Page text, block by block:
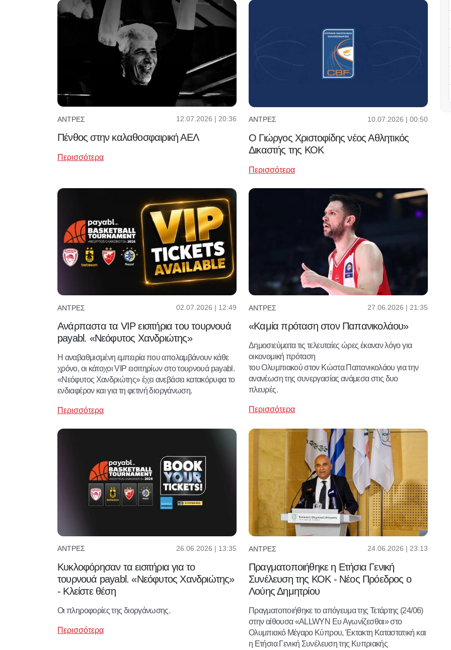
ΆΝΤΡΕΣ 12.07.2026 | 20:36
Πένθος στην καλαθοσφαιρική ΑΕΛ
Περισσότερα
ΆΝΤΡΕΣ 10.07.2026 | 00:50
Ο Γιώργος Χριστοφίδης νέος Αθλητικός
Δικαστής της ΚΟΚ
Περισσότερα
ΆΝΤΡΕΣ 02.07.2026 | 12:49
Ανάρπαστα τα VIP εισιτήρια του τουρνουά
payabl. «Νεόφυτος Χανδριώτης»
Η αναβαθμισμένη εμπειρία που απολαμβάνουν κάθε
χρόνο, οι κάτοχοι VIP εισιτηρίων στο τουρνουά payabl.
«Νεόφυτος Χανδριώτης» έχει ανεβάσει κατακόρυφα το
ενδιαφέρον και για τη φετινή διοργάνωση.
Περισσότερα
ΆΝΤΡΕΣ 27.06.2026 | 21:35
«Καμία πρόταση στον Παπανικολάου»
Δημοσιεύματα τις τελευταίες ώρες έκαναν λόγο για
οικονομική πρόταση
του Ολυμπιακού στον Κώστα Παπανικολάου για την
ανανέωση της συνεργασίας ανάμεσα στις δυο
πλευρές.
Περισσότερα
ΆΝΤΡΕΣ 26.06.2026 | 13:35
Κυκλοφόρησαν τα εισιτήρια για το
τουρνουά payabl. «Νεόφυτος Χανδριώτης»
- Κλείστε θέση
Οι πληροφορίες της διοργάνωσης.
Περισσότερα
ΆΝΤΡΕΣ 24.06.2026 | 23:13
Πραγματοποιήθηκε η Ετήσια Γενική
Συνέλευση της ΚΟΚ - Νέος Πρόεδρος ο
Λούης Δημητρίου
Πραγματοποιήθηκε το απόγευμα της Τετάρτης (24/06)
στην αίθουσα «ALLWYN Ευ Αγωνίζεσθαι» στο
Ολυμπιακό Μέγαρο Κύπρου, Έκτακτη Καταστατική και
η Ετήσια Γενική Συνέλευση της Κυπριακής